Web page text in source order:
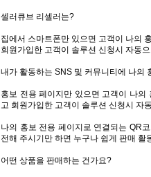
셀러큐브 리셀러는?
집에서 스마트폰만 있으면 고객이 나의
회원가입한 고객이 솔루션 신청시 자동
내가 활동하는 SNS 및 커뮤니티에 나의
홍보 전용 페이지만 있으면 고객이 나
고 회원가입한 고객이 솔루션 신청시 자
나의 홍보 전용 페이지로 연결되는 QR
전해 주시기만 하면 누구나 쉽게 판매 활
어떤 상품을 판매하는 건가요?